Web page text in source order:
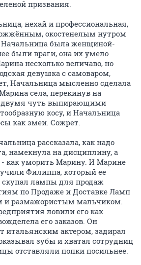
призвания.
нехай и профессиональная,
окостенелым нутром
Начальница была женщиной-
были враги, она их умело
несколько величаво, но
девушка с самоваром,
Начальница мысленно сделала
села, перекинув на
двумя чуть выпирающими
косу, и Начальница
как змеи. Сожрет.
рассказала, как надо
намекнула на дисциплину, а
- как уморить Марину. И Марине
Филиппа, который ее
лампы для продаж
по Продаже и Доставке Ламп
и размажористым мальчиком.
ловили его как
его заказов. Он
итальянским актером, задирал
зубы и хватал сотрудниц
отставляли попки посильнее.